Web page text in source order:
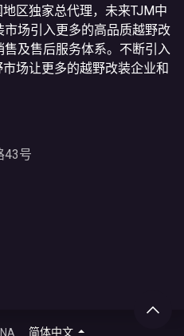
区独家总代理，未来TJM中
场引入更多的高品质越野改
及售后服务体系。不断引入
场让更多的越野改装企业和
43号
简体中文